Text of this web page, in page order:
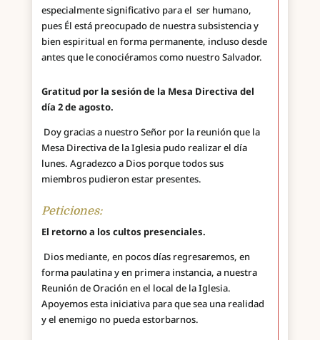
especialmente significativo para el ser humano,
pues Él está preocupado de nuestra subsistencia y
bien espiritual en forma permanente, incluso desde
antes que le conociéramos como nuestro Salvador.
Gratitud por la sesión de la Mesa Directiva del
día 2 de agosto.
Doy gracias a nuestro Señor por la reunión que la
Mesa Directiva de la Iglesia pudo realizar el día
lunes. Agradezco a Dios porque todos sus
miembros pudieron estar presentes.
Peticiones:
El retorno a los cultos presenciales.
Dios mediante, en pocos días regresaremos, en
forma paulatina y en primera instancia, a nuestra
Reunión de Oración en el local de la Iglesia.
Apoyemos esta iniciativa para que sea una realidad
y el enemigo no pueda estorbarnos.